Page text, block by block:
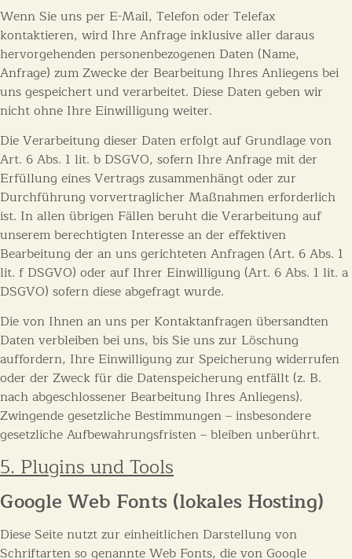
Wenn Sie uns per E-Mail, Telefon oder Telefax
kontaktieren, wird Ihre Anfrage inklusive aller daraus
hervorgehenden personenbezogenen Daten (Name,
Anfrage) zum Zwecke der Bearbeitung Ihres Anliegens bei
uns gespeichert und verarbeitet. Diese Daten geben wir
nicht ohne Ihre Einwilligung weiter.
Die Verarbeitung dieser Daten erfolgt auf Grundlage von
Art. 6 Abs. 1 lit. b DSGVO, sofern Ihre Anfrage mit der
Erfüllung eines Vertrags zusammenhängt oder zur
Durchführung vorvertraglicher Maßnahmen erforderlich
ist. In allen übrigen Fällen beruht die Verarbeitung auf
unserem berechtigten Interesse an der effektiven
Bearbeitung der an uns gerichteten Anfragen (Art. 6 Abs. 1
lit. f DSGVO) oder auf Ihrer Einwilligung (Art. 6 Abs. 1 lit. a
DSGVO) sofern diese abgefragt wurde.
Die von Ihnen an uns per Kontaktanfragen übersandten
Daten verbleiben bei uns, bis Sie uns zur Löschung
auffordern, Ihre Einwilligung zur Speicherung widerrufen
oder der Zweck für die Datenspeicherung entfällt (z. B.
nach abgeschlossener Bearbeitung Ihres Anliegens).
Zwingende gesetzliche Bestimmungen – insbesondere
gesetzliche Aufbewahrungsfristen – bleiben unberührt.
5. Plugins und Tools
Google Web Fonts (lokales Hosting)
Diese Seite nutzt zur einheitlichen Darstellung von
Schriftarten so genannte Web Fonts, die von Google